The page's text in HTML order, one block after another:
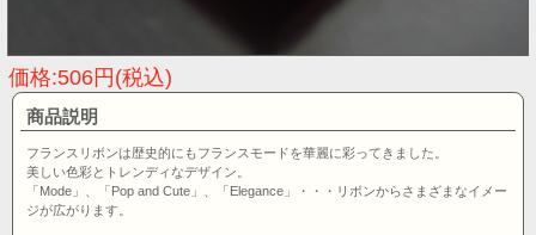
価格:506円(税込)
商品説明
フランスリボンは歴史的にもフランスモードを華麗に彩ってきました。
美しい色彩とトレンディなデザイン。
「Mode」、「Pop and Cute」、「Elegance」・・・リボンからさまざまなイメー
ジが広がります。